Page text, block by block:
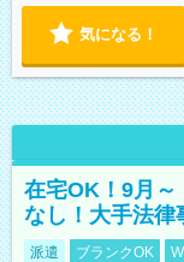
気になる！
在宅OK！9月～
なし！大手法律
派遣 ブランクOK